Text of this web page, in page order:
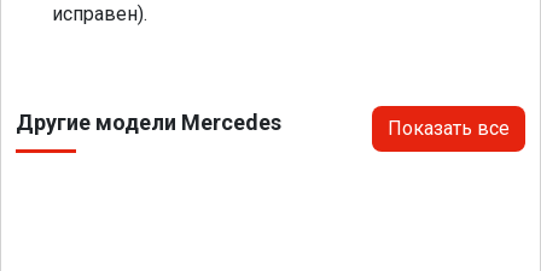
исправен).
Другие модели Mercedes Показать все